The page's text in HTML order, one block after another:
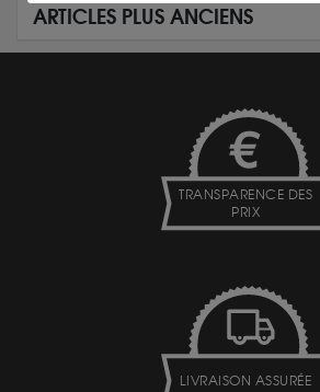
ARTICLES PLUS ANCIENS
TRANSPARENCE DES
PRIX
LIVRAISON ASSURÉE